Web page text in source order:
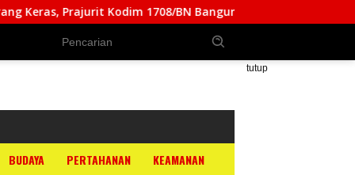
Kodim 1708/BN Bangun Akses Baru untuk Warga
tutup
BUDAYA PERTAHANAN KEAMANAN